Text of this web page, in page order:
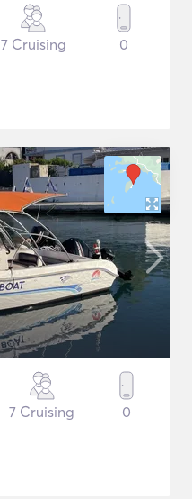
7 Cruising 0
7 Cruising 0